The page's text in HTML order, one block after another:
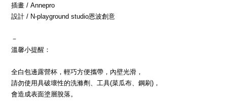
插畫 / Annepro
設計 / N-playground studio恩波創意
－
溫馨小提醒：
全白包邊露營杯，輕巧方便攜帶，內壁光滑，
請勿使用具破壞性的洗滌劑、工具(菜瓜布、鋼刷 ) ，
會造成表面塗層脫落。